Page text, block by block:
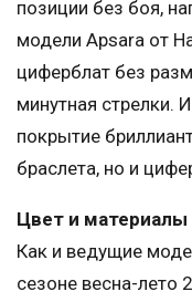
позиции без боя,
модели Apsara от
циферблат без
минутная стрелки.
покрытие
браслета, но и
Цвет и материалы
Как и ведущие
сезоне весна-лето